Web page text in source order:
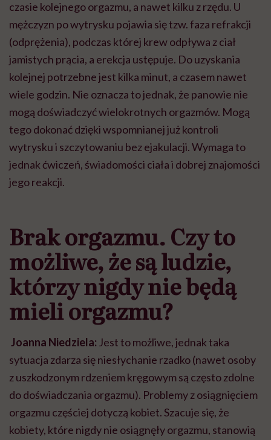
czasie kolejnego orgazmu, a nawet kilku z rzędu. U
mężczyzn po wytrysku pojawia się tzw. faza refrakcji
(odprężenia), podczas której krew odpływa z ciał
jamistych prącia, a erekcja ustępuje. Do uzyskania
kolejnej potrzebne jest kilka minut, a czasem nawet
wiele godzin. Nie oznacza to jednak, że panowie nie
mogą doświadczyć wielokrotnych orgazmów. Mogą
tego dokonać dzięki wspomnianej już kontroli
wytrysku i szczytowaniu bez ejakulacji. Wymaga to
jednak ćwiczeń, świadomości ciała i dobrej znajomości
jego reakcji.
Brak orgazmu. Czy to
możliwe, że są ludzie,
którzy nigdy nie będą
mieli orgazmu?
Joanna Niedziela: Jest to możliwe, jednak taka
sytuacja zdarza się niesłychanie rzadko (nawet osoby
z uszkodzonym rdzeniem kręgowym są często zdolne
do doświadczania orgazmu). Problemy z osiągnięciem
orgazmu częściej dotyczą kobiet. Szacuje się, że
kobiety, które nigdy nie osiągnęły orgazmu, stanowią